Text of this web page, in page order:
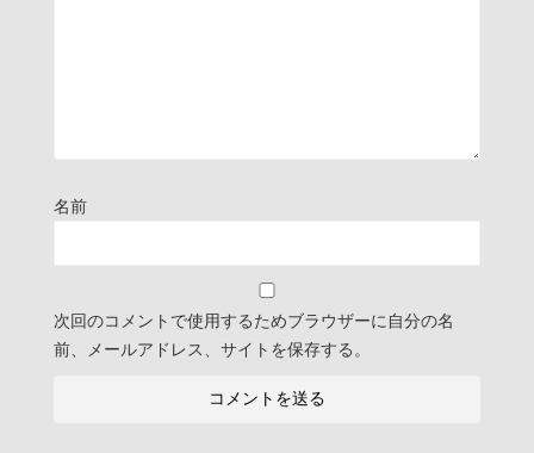
名前
次回のコメントで使用するためブラウザーに自分の名
前、メールアドレス、サイトを保存する。